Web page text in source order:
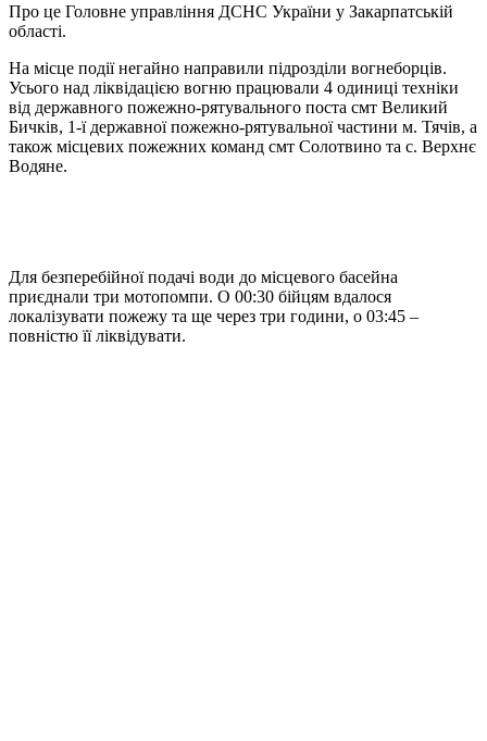
Про це Головне управління ДСНС України у Закарпатській
області.
На місце події негайно направили підрозділи вогнеборців.
Усього над ліквідацією вогню працювали 4 одиниці техніки
від державного пожежно-рятувального поста смт Великий
Бичків, 1-ї державної пожежно-рятувальної частини м. Тячів, а
також місцевих пожежних команд смт Солотвино та с. Верхнє
Водяне.
Для безперебійної подачі води до місцевого басейна
приєднали три мотопомпи. О 00:30 бійцям вдалося
локалізувати пожежу та ще через три години, о 03:45 –
повністю її ліквідувати.